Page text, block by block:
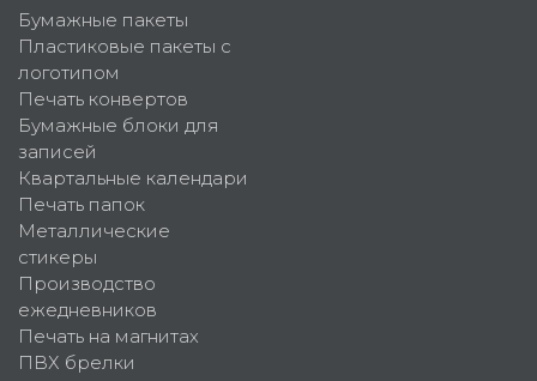
Бумажные пакеты
Пластиковые пакеты с
логотипом
Печать конвертов
Бумажные блоки для
записей
Квартальные календари
Печать папок
Металлические
стикеры
Производство
ежедневников
Печать на магнитах
ПВХ брелки